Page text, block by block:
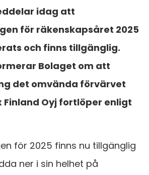
idag att
för räkenskapsåret 2025
och finns tillgänglig.
Bolaget om att
det omvända förvärvet
Finland Oyj fortlöper enligt
för 2025 finns nu tillgänglig
ner i sin helhet på